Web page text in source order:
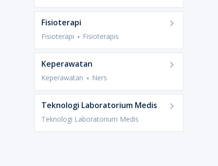
Fisioterapi
Fisioterapi Fisioterapis
Keperawatan
Keperawatan Ners
Teknologi Laboratorium Medis
Teknologi Laboratorium Medis